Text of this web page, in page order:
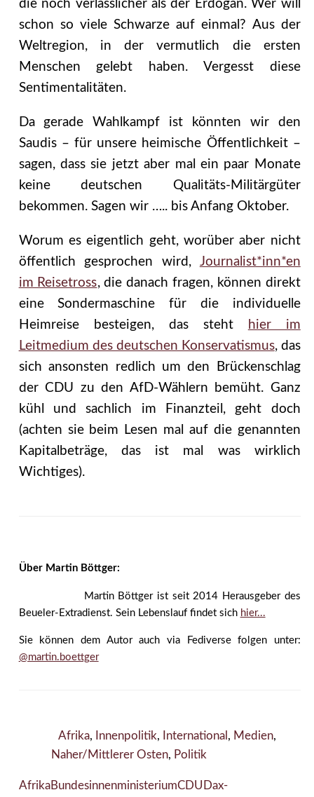
die noch verlässlicher als der Erdogan. Wer will
schon so viele Schwarze auf einmal? Aus der
Weltregion, in der vermutlich die ersten
Menschen gelebt haben. Vergesst diese
Sentimentalitäten.
Da gerade Wahlkampf ist könnten wir den
Saudis – für unsere heimische Öffentlichkeit –
sagen, dass sie jetzt aber mal ein paar Monate
keine deutschen Qualitäts-Militärgüter
bekommen. Sagen wir ….. bis Anfang Oktober.
Worum es eigentlich geht, worüber aber nicht
öffentlich gesprochen wird, Journalist*inn*en
im Reisetross, die danach fragen, können direkt
eine Sondermaschine für die individuelle
Heimreise besteigen, das steht
hier im
Leitmedium des deutschen Konservatismus, das
sich ansonsten redlich um den Brückenschlag
der CDU zu den AfD-Wählern bemüht. Ganz
kühl und sachlich im Finanzteil, geht doch
(achten sie beim Lesen mal auf die genannten
Kapitalbeträge, das ist mal was wirklich
Wichtiges).
Über Martin Böttger:
Martin Böttger ist seit 2014 Herausgeber des
Beueler-Extradienst. Sein Lebenslauf findet sich hier...
Sie können dem Autor auch via Fediverse folgen unter:
@martin.boettger
Afrika, Innenpolitik, International , Medien,
Naher/Mittlerer Osten, Politik
AfrikaBundesinnenministeriumCDU Dax-